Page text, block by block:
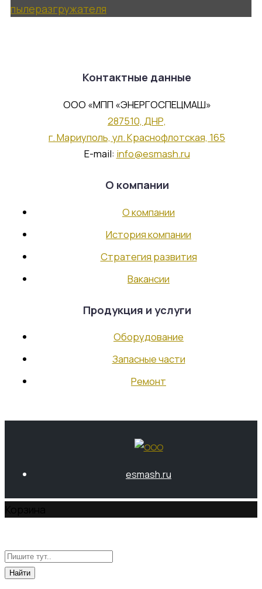
пылеразгружателя
Контактные данные
ООО «МПП «ЭНЕРГОСПЕЦМАШ»
287510, ДНР,
г. Мариуполь, ул. Краснофлотская, 165
E-mail: info@esmash.ru
О компании
О компании
История компании
Стратегия развития
Вакансии
Продукция и услуги
Оборудование
Запасные части
Ремонт
esmash.ru